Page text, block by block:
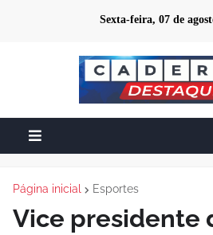
Sexta-feira, 07 de
Página inicial Esportes
Vice presidente